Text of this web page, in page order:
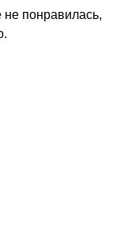
не понравилась,